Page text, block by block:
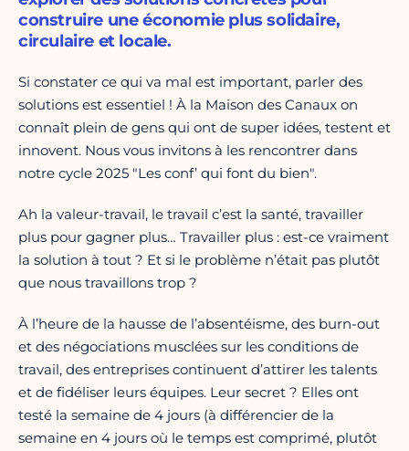
construire une économie plus solidaire,
circulaire et locale.
Si constater ce qui va mal est important, parler des
solutions est essentiel ! À la Maison des Canaux on
connaît plein de gens qui ont de super idées, testent et
innovent. Nous vous invitons à les rencontrer dans
notre cycle 2025 "Les conf’ qui font du bien".
Ah la valeur-travail, le travail c’est la santé, travailler
plus pour gagner plus… Travailler plus : est-ce vraiment
la solution à tout ? Et si le problème n’était pas plutôt
que nous travaillons trop ?
À l’heure de la hausse de l’absentéisme, des burn-out
et des négociations musclées sur les conditions de
travail, des entreprises continuent d’attirer les talents
et de fidéliser leurs équipes. Leur secret ? Elles ont
testé la semaine de 4 jours (à différencier de la
semaine en 4 jours où le temps est comprimé, plutôt